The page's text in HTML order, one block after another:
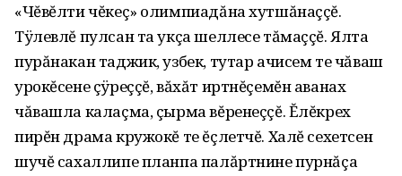
«Чĕвĕлти чĕкеç» олимпиадăна хутшăнаççĕ.
Тÿлевлĕ пулсан та укçа шеллесе тăмаççĕ. Ялта
пурăнакан таджик, узбек, тутар ачисем те чăваш
урокĕсене çÿреççĕ, вăхăт иртнĕçемĕн аванах
чăвашла калаçма, çырма вĕренеççĕ. Ĕлĕкрех
пирĕн драма кружокĕ те ĕçлетчĕ. Халĕ сехетсен
шучĕ сахаллипе планпа палăртнине пурнăçа